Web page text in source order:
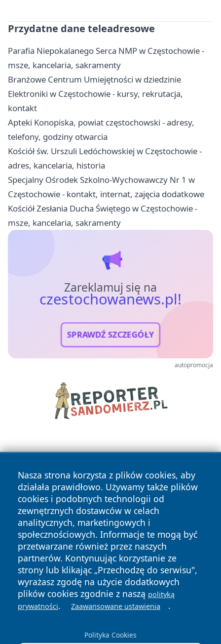
Przydatne dane teleadresowe
Parafia Niepokalanego Serca NMP w Częstochowie -
msze, kancelaria, sakramenty
Branżowe Centrum Umiejętności w dziedzinie
Elektroniki w Częstochowie - kursy, rekrutacja,
kontakt
Apteki Konopiska, powiat częstochowski - adresy,
telefony, godziny otwarcia
Kościół św. Urszuli Ledóchowskiej w Częstochowie -
adres, kancelaria, historia
Specjalny Ośrodek Szkolno-Wychowawczy Nr 1 w
Częstochowie - kontakt, internat, zajęcia dodatkowe
Kościół Zesłania Ducha Świętego w Częstochowie -
msze, kancelaria, sakramenty
Zareklamuj się na
czestochowanews.pl!
SPRAWDŹ SZCZEGÓŁY
autopromocja
Nasza strona korzysta z plików cookies, aby
działała prawidłowo. Używamy także plików
cookies i podobnych technologii od
zewnętrznych dostawców w celach
analitycznych, marketingowych i
społecznościowych. Informacje te mogą być
przetwarzane również przez naszych
partnerów. Kontynuując korzystanie ze
strony lub klikając „Przechodzę do serwisu",
wyrażasz zgodę na użycie dodatkowych
plików cookies zgodnie z naszą polityką
prywatności. Zaawansowane ustawienia .
Polityka Cookies
Copyright © 2026 czestochowanews.pl Wszystkie prawa
zastrzeżone.
News Autorzy
Polityka
Prywatności
Polityka
Cookies
cześć